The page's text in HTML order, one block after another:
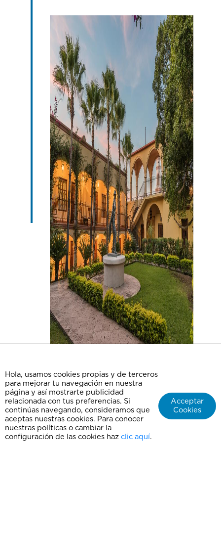
Hola, usamos cookies propias y de terceros
para mejorar tu navegación en nuestra
página y así mostrarte publicidad
relacionada con tus preferencias. Si
continúas navegando, consideramos que
aceptas nuestras cookies. Para conocer
nuestras políticas o cambiar la
configuración de las cookies haz clic aquí.
Acceptar
Cookies